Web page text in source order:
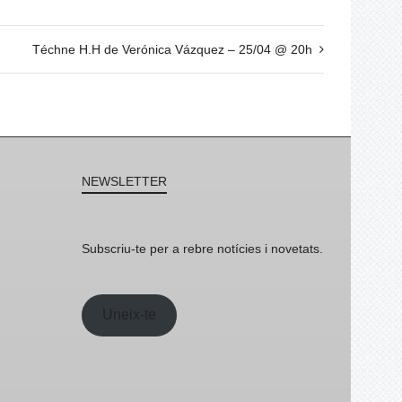
Téchne H.H de Verónica Vázquez – 25/04 @ 20h
NEWSLETTER
Subscriu-te per a rebre notícies i novetats.
Uneix-te